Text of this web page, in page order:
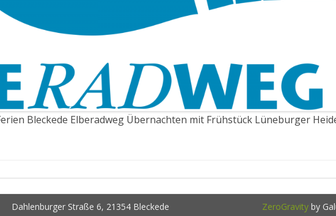
Bleckede Elberadweg Übernachten mit Frühstück Lüneburger
Dahlenburger Straße 6, 21354 Bleckede ZeroGravity by